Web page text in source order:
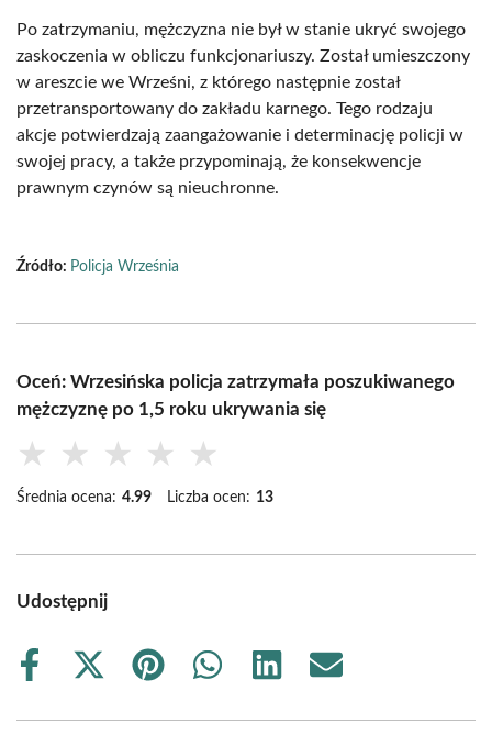
Po zatrzymaniu, mężczyzna nie był w stanie ukryć swojego
zaskoczenia w obliczu funkcjonariuszy. Został umieszczony
w areszcie we Wrześni, z którego następnie został
przetransportowany do zakładu karnego. Tego rodzaju
akcje potwierdzają zaangażowanie i determinację policji w
swojej pracy, a także przypominają, że konsekwencje
prawnym czynów są nieuchronne.
Źródło: Policja Września
Oceń: Wrzesińska policja zatrzymała poszukiwanego
mężczyznę po 1,5 roku ukrywania się
★ ★ ★ ★ ★
Średnia ocena: 4.99 Liczba ocen: 13
Udostępnij
Share
Share
(Twitter)
Share
Share
Share
Share